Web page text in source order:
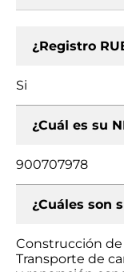
¿Registro
Si
¿Cuál es su
900707978
¿Cuáles son
Construcción de
Transporte de